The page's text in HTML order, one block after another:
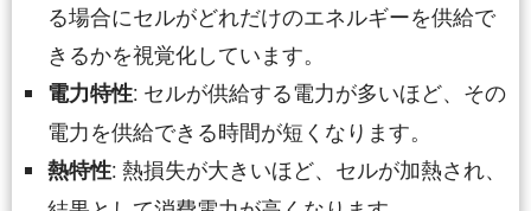
る場合にセルがどれだけのエネルギーを供給で
きるかを視覚化しています。
電力特性: セルが供給する電力が多いほど、その
電力を供給できる時間が短くなります。
熱特性: 熱損失が大きいほど、セルが加熱され、